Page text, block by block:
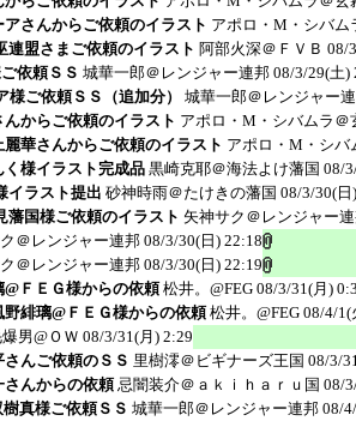
アさんからご依頼のイラスト アポロ・M・シバム
連盟さまご依頼のイラスト 阿部火深＠ＦＶＢ 08/
依頼ＳＳ 城華一郎＠レンジャー連邦 08/3/29(土)
ご依頼ＳＳ（追加分）
城華一郎＠レンジャー
からご依頼のイラスト アポロ・M・シバムラ＠
麗華さんからご依頼のイラスト アポロ・M・シバ
様イラスト完成品 黒崎克耶＠海法よけ藩国 08/
イラスト提出 砂神時雨＠たけきの藩国 08/3/30(日
藩国様ご依頼のイラスト 矢神サク＠レンジャー
＠レンジャー連邦 08/3/30(日) 22:18
＠レンジャー連邦 08/3/30(日) 22:19
ＦＥＧ様からの依頼 松井。@FEG 08/3/31(月)
緋璃@ＦＥＧ様からの依頼 松井。@FEG 08/4/1(
男@ＯＷ 08/3/31(月) 2:29
んご依頼のＳＳ 里樹澪＠ビギナーズ王国 08/3/
んからの依頼 忌闇装介＠ａｋｉｈａｒｕ国 08/
真様ご依頼ＳＳ 城華一郎＠レンジャー連邦 08/